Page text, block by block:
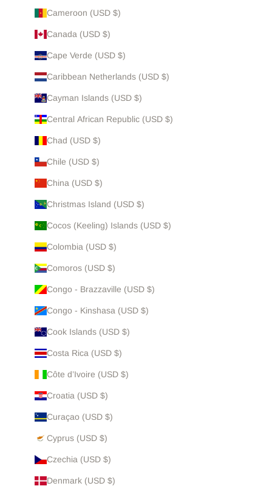
Cameroon (USD $)
Canada (USD $)
Cape Verde (USD $)
Caribbean Netherlands (USD $)
Cayman Islands (USD $)
Central African Republic (USD $)
Chad (USD $)
Chile (USD $)
China (USD $)
Christmas Island (USD $)
Cocos (Keeling) Islands (USD $)
Colombia (USD $)
Comoros (USD $)
Congo - Brazzaville (USD $)
Congo - Kinshasa (USD $)
Cook Islands (USD $)
Costa Rica (USD $)
Côte d’Ivoire (USD $)
Croatia (USD $)
Curaçao (USD $)
Cyprus (USD $)
Czechia (USD $)
Denmark (USD $)